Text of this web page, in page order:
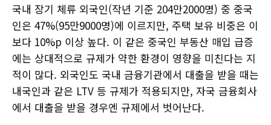
국내 장기 체류 외국인(작년 기준 204만2000명) 중 중국
인은 47%(95만9000명)에 이르지만, 주택 보유 비중은 이
보다 10%p 이상 높다. 이 같은 중국인 부동산 매입 급증
에는 상대적으로 규제가 약한 환경이 영향을 미친다는 지
적이 많다. 외국인도 국내 금융기관에서 대출을 받을 때는
내국인과 같은 LTV 등 규제가 적용되지만, 자국 금융회사
에서 대출을 받을 경우엔 규제에서 벗어난다.